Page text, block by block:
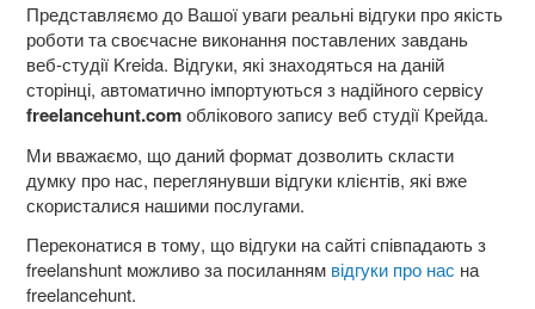
Контакти
Представляємо до Вашої уваги реальні відгуки про якість
роботи та своєчасне виконання поставлених завдань
веб-студії Kreida. Відгуки, які знаходяться на даній
сторінці, автоматично імпортуються з надійного сервісу
freelancehunt.comоблікового запису веб студії Крейда.
Ми вважаємо, що даний формат дозволить скласти
думку про нас, переглянувши відгуки клієнтів, які вже
скористалися нашими послугами.
Переконатися в тому, що відгуки на сайті співпадають з
freelanshunt можливо за посиланням відгуки про нас на
freelancehunt.